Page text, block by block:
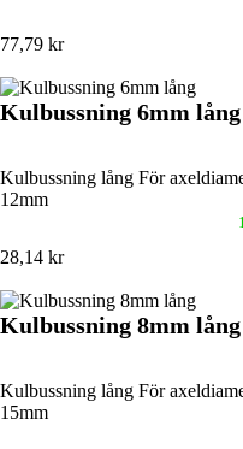
77,79 kr
Kulbussning 6mm lång
Kulbussning lång För
12mm
28,14 kr
Kulbussning 8mm lång
Kulbussning lång För
15mm